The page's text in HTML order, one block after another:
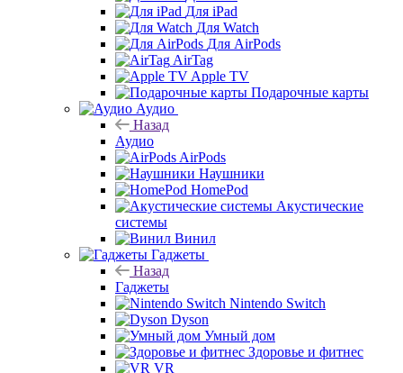
Для iPad
Для Watch
Для AirPods
AirTag
Apple TV
Подарочные карты
Аудио
Назад
Аудио
AirPods
Наушники
HomePod
Акустические
системы
Винил
Гаджеты
Назад
Гаджеты
Nintendo Switch
Dyson
Умный дом
Здоровье и фитнес
VR